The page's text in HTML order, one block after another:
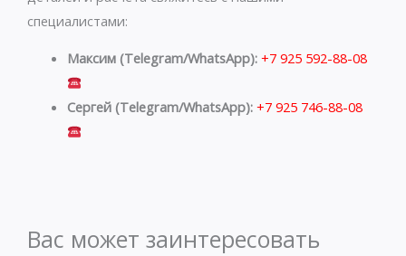
специалистами:
Максим (Telegram/WhatsApp): +7 925 592-88-08
Сергей (Telegram/WhatsApp): +7 925 746-88-08
Вас может заинтересовать